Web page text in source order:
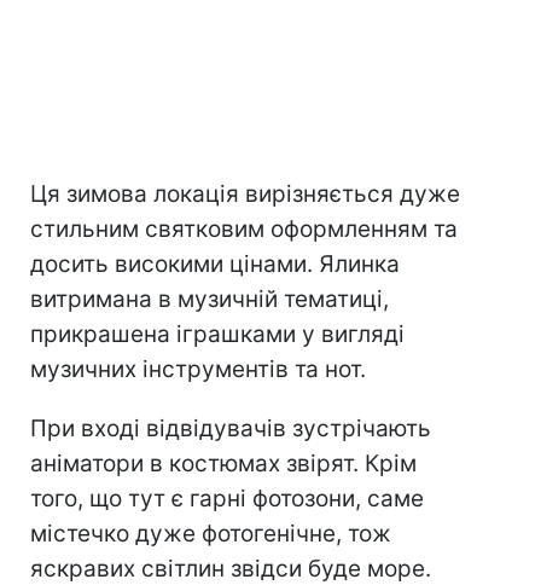
Ця зимова локація вирізняється дуже
стильним святковим оформленням та
досить високими цінами. Ялинка
витримана в музичній тематиці,
прикрашена іграшками у вигляді
музичних інструментів та нот.
При вході відвідувачів зустрічають
аніматори в костюмах звірят. Крім
того, що тут є гарні фотозони, саме
містечко дуже фотогенічне, тож
яскравих світлин звідси буде море.